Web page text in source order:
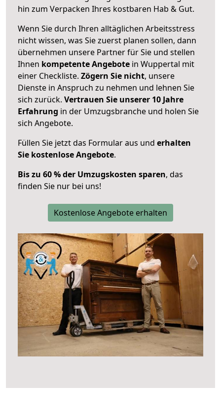
hin zum Verpacken Ihres kostbaren Hab & Gut.
Wenn Sie durch Ihren alltäglichen Arbeitsstress
nicht wissen, was Sie zuerst planen sollen, dann
übernehmen unsere Partner für Sie und stellen
Ihnen kompetente Angebote in Wuppertal mit
einer Checkliste. Zögern Sie nicht, unsere
Dienste in Anspruch zu nehmen und lehnen Sie
sich zurück. Vertrauen Sie unserer 10 Jahre
Erfahrung in der Umzugsbranche und holen Sie
sich Angebote.
Füllen Sie jetzt das Formular aus und erhalten
Sie kostenlose Angebote.
Bis zu 60 % der Umzugskosten sparen, das
finden Sie nur bei uns!
Kostenlose Angebote erhalten